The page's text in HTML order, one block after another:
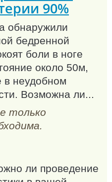
90%
обнаружили
бедренной
боли в ноге
около 50м,
в неудобном
Возможна ли...
только
ли проведение